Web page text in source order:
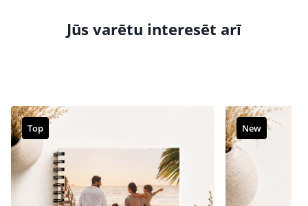
Jūs varētu interesēt arī
Top New